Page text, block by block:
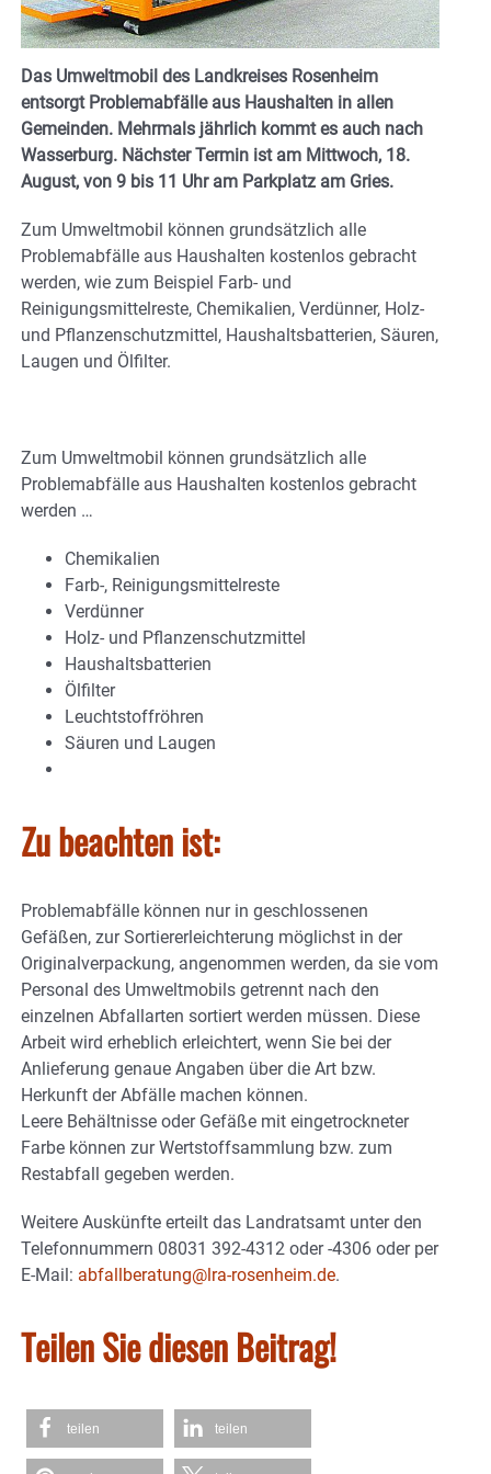
Das Umweltmobil des Landkreises Rosenheim
entsorgt Problemabfälle aus Haushalten in allen
Gemeinden. Mehrmals jährlich kommt es auch nach
Wasserburg. Nächster Termin ist am Mittwoch, 18.
August, von 9 bis 11 Uhr am Parkplatz am Gries.
Zum Umweltmobil können grundsätzlich alle
Problemabfälle aus Haushalten kostenlos gebracht
werden, wie zum Beispiel Farb- und
Reinigungsmittelreste, Chemikalien, Verdünner, Holz-
und Pflanzenschutzmittel, Haushaltsbatterien, Säuren,
Laugen und Ölfilter.
Zum Umweltmobil können grundsätzlich alle
Problemabfälle aus Haushalten kostenlos gebracht
werden …
Chemikalien
Farb-, Reinigungsmittelreste
Verdünner
Holz- und Pflanzenschutzmittel
Haushaltsbatterien
Ölfilter
Leuchtstoffröhren
Säuren und Laugen
Zu beachten ist:
Problemabfälle können nur in geschlossenen
Gefäßen, zur Sortiererleichterung möglichst in der
Originalverpackung, angenommen werden, da sie vom
Personal des Umweltmobils getrennt nach den
einzelnen Abfallarten sortiert werden müssen. Diese
Arbeit wird erheblich erleichtert, wenn Sie bei der
Anlieferung genaue Angaben über die Art bzw.
Herkunft der Abfälle machen können.
Leere Behältnisse oder Gefäße mit eingetrockneter
Farbe können zur Wertstoffsammlung bzw. zum
Restabfall gegeben werden.
Weitere Auskünfte erteilt das Landratsamt unter den
Telefonnummern 08031 392-4312 oder -4306 oder per
E-Mail: abfallberatung@lra-rosenheim.de.
Teilen Sie diesen Beitrag!
teilen teilen